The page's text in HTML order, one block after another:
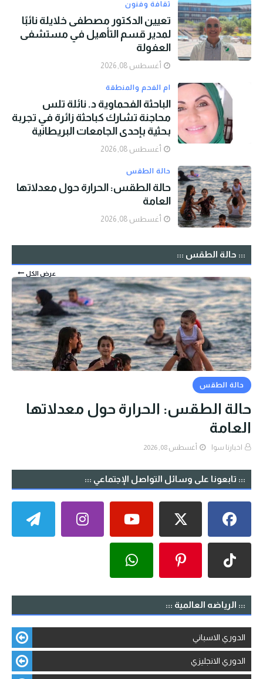
ثقافة وفنون
تعيين الدكتور مصطفى خلايلة نائبًا
لمدير قسم التأهيل في مستشفى
العفولة
أغسطس 08, 2026
ام الفحم والمنطقة
الباحثة الفحماوية د. نائلة تلس
محاجنة تشارك كباحثة زائرة في تجربة
بحثية بإحدى الجامعات البريطانية
أغسطس 08, 2026
حالة الطقس
حالة الطقس: الحرارة حول معدلاتها
العامة
أغسطس 08, 2026
::: حالة الطقس :::
عرض الكل
حالة الطقس
حالة الطقس: الحرارة حول معدلاتها
العامة
اخبارنا سوا أغسطس 08, 2026
::: تابعونا على وسائل التواصل الإجتماعي :::
::: الرياضه العالمية :::
الدوري الاسباني
الدوري الانجليزي